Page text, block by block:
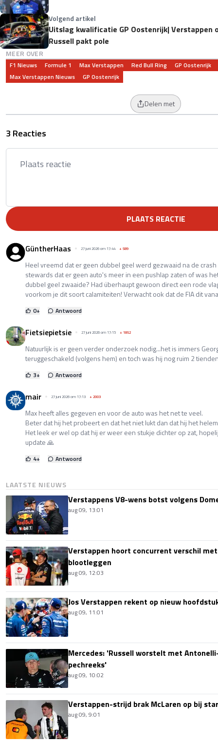
Volgend artikel
Uitslag kwalificatie GP Oostenrijk| Verstappen
Russell pakt pole
MEER OVER
F1 Nieuws Formule 1 Max Verstappen Red Bull Ring
GP Oostenrijk
Max Verstappen Nieuws
GP Oostenrijk
Delen met
3 Reacties
PLAATS REACTIE
GüntherHaas 27 juni 2026 om 17:44 +589
Heel vreemd dat er geen dubbel geel werd gezwaaid na de
stewards dat er geen auto's meer in een pushlap zaten of was
dubbel geel zwaaide? Had überhaupt gewoon direct een rode
voorkom je dit soort calamiteiten! Verwacht ook dat de FIA dit
0+ Antwoord
Fietsiepietsie 27 juni 2026 om 17:15 +1852
Natuurlijk is er geen verder onderzoek nodig...het is immers
teruggeschakeld (volgens hem) en toch was hij nog ruim 2
3+ Antwoord
mair 27 juni 2026 om 17:13 +2003
Max heeft alles gegeven en voor de auto was het net te veel.
Beter dat hij het probeert en dat het niet lukt dan dat hij het
Het leek er wel op dat hij er weer een stukje dichter op zat,
update 🙏
4+ Antwoord
LAATSTE NIEUWS
Verstappens V8-wens botst volgens
aug 09, 13:01
Verstappen hoort concurrent verschil
blootleggen
aug 09, 12:03
Jos Verstappen rekent op nieuw
aug 09, 11:01
Mercedes: 'Russell worstelt met
pechreeks'
aug 09, 10:02
Verstappen-strijd brak McLaren op bij
aug 09, 9:01